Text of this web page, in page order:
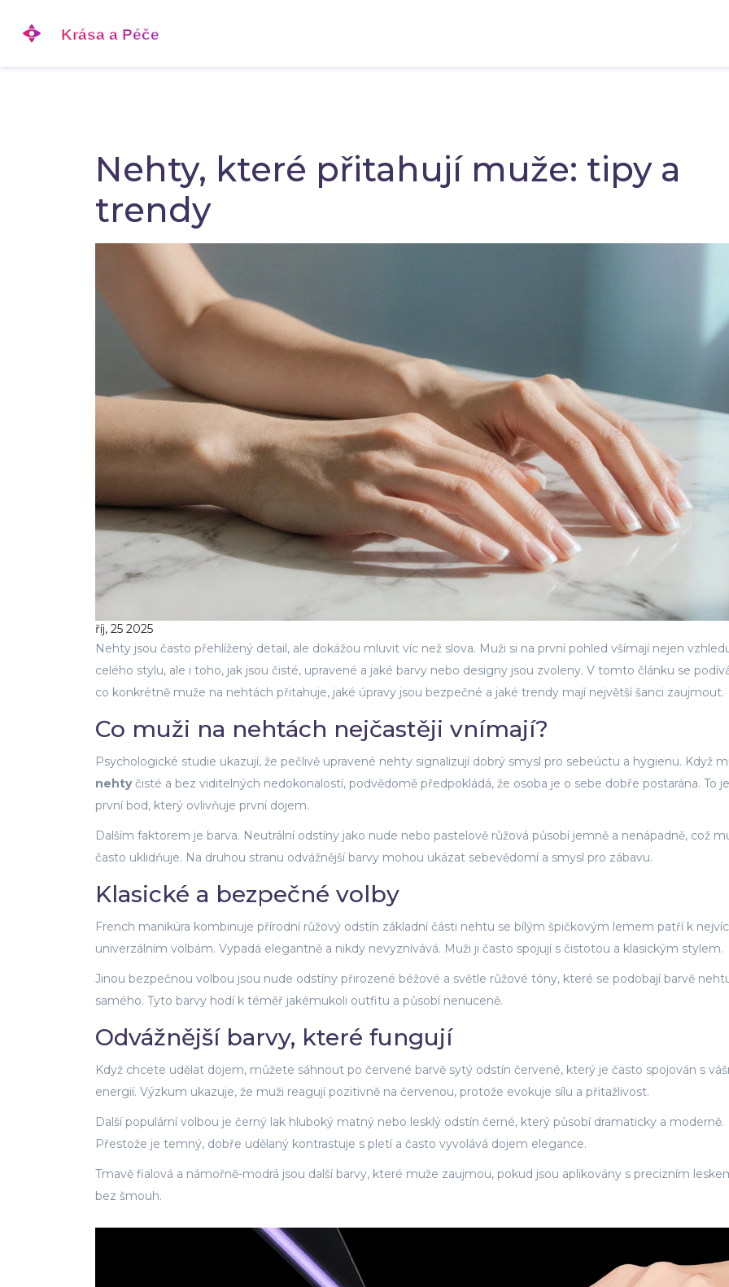
Nehty, které přitahují muže: tipy a
trendy
říj, 25 2025
Nehty jsou často přehlížený detail, ale dokážou mluvit víc než slova. Muži si na první pohled všímají nejen
celého stylu, ale i toho, jak jsou čisté, upravené a jaké barvy nebo designy jsou zvoleny. V tomto článku se
co konkrétně muže na nehtách přitahuje, jaké úpravy jsou bezpečné a jaké trendy mají největší šanci zaujmout.
Co muži na nehtách nejčastěji vnímají?
Psychologické studie ukazují, že pečlivě upravené nehty signalizují dobrý smysl pro sebeúctu a hygienu. Když
nehtyčisté a bez viditelných nedokonalostí, podvědomě předpokládá, že osoba je o sebe dobře postarána. To
první bod, který ovlivňuje první dojem.
Dalším faktorem je barva. Neutrální odstíny jako nude nebo pastelově růžová působí jemně a nenápadně, což
často uklidňuje. Na druhou stranu odvážnější barvy mohou ukázat sebevědomí a smysl pro zábavu.
Klasické a bezpečné volby
French manikúra kombinuje přírodní růžový odstín základní části nehtu se bílým špičkovým lemem patří k
univerzálním volbám. Vypadá elegantně a nikdy nevyznívává. Muži ji často spojují s čistotou a klasickým stylem.
Jinou bezpečnou volbou jsou nude odstíny přirozené béžové a světle růžové tóny, které se podobají barvě
samého. Tyto barvy hodí k téměř jakémukoli outfitu a působí nenuceně.
Odvážnější barvy, které fungují
Když chcete udělat dojem, můžete sáhnout po červené barvě sytý odstín červené, který je často spojován s
energií. Výzkum ukazuje, že muži reagují pozitivně na červenou, protože evokuje sílu a přitažlivost.
Další populární volbou je černý lak hluboký matný nebo lesklý odstín černé, který působí dramaticky a moderně.
Přestože je temný, dobře udělaný kontrastuje s pletí a často vyvolává dojem elegance.
Tmavě fialová a námořně-modrá jsou další barvy, které muže zaujmou, pokud jsou aplikovány s precizním
bez šmouh.